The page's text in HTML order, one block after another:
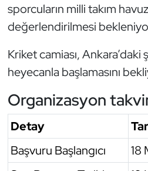
sporcuların milli takım
değerlendirilmesi
Kriket camiası, Ankara’daki
heyecanla başlamasını
Organizasyon
Detay
Başvuru Başlangıcı
18
Ragbi
Su Topu
Sualtı Sporları
Tekvando
Tenis